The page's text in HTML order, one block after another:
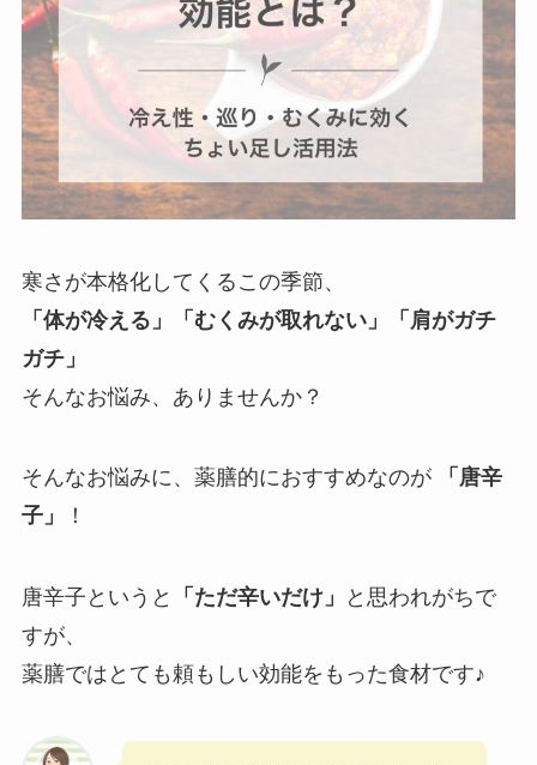
寒さが本格化してくるこの季節、
「体が冷える」「むくみが取れない」「肩がガチ
ガチ」
そんなお悩み、ありませんか？
そんなお悩みに、薬膳的におすすめなのが
「唐辛
子」
！
唐辛子というと 「ただ辛いだけ」
と思われがちで
すが、
薬膳ではとても頼もしい効能をもった食材です♪